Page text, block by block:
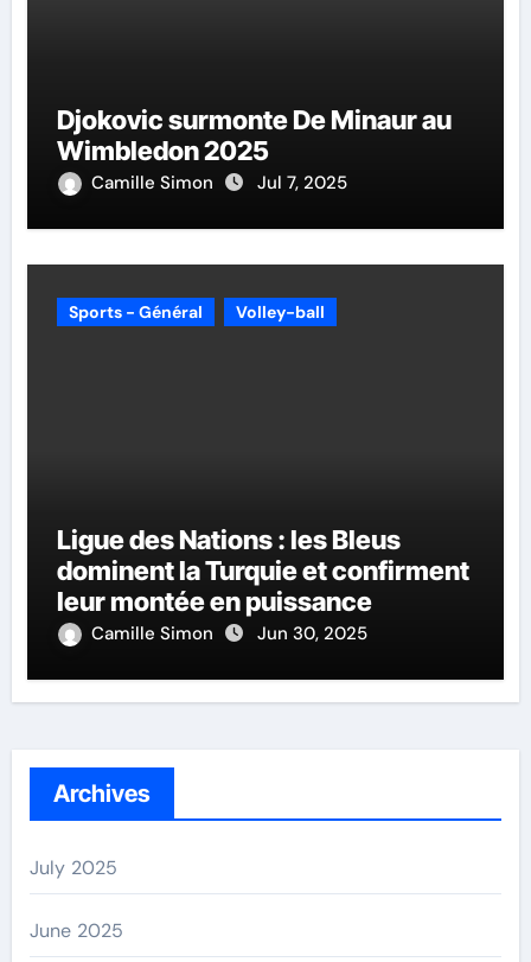
Djokovic surmonte De Minaur au
Wimbledon 2025
Camille Simon Jul 7, 2025
Sports - Général Volley-ball
Ligue des Nations : les Bleus
dominent la Turquie et confirment
leur montée en puissance
Camille Simon Jun 30, 2025
Archives
July 2025
June 2025